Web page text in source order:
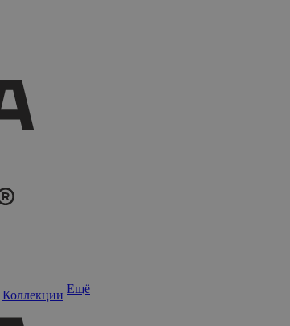
Коллекции Ещё